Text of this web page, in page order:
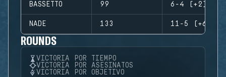
BASSETTO 99 6-4 (+2)
NADE 133 11-5 (+6)
ROUNDS
VICTORIA POR TIEMPO
VICTORIA POR ASESINATOS
VICTORIA POR OBJETIVO